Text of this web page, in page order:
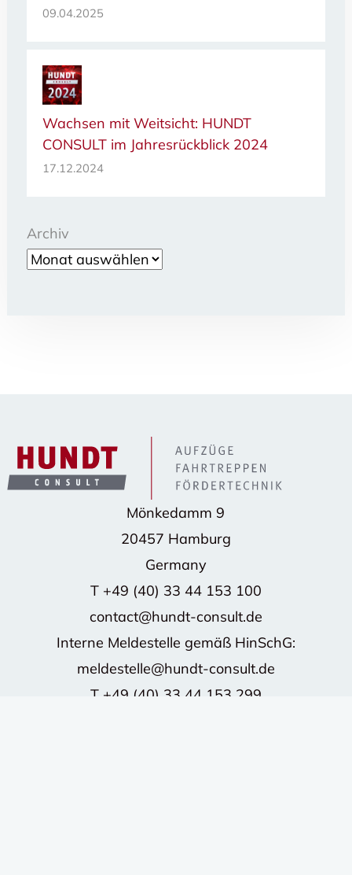
09.04.2025
Wachsen mit Weitsicht: HUNDT
CONSULT im Jahresrückblick 2024
17.12.2024
Archiv
Mönkedamm 9
20457 Hamburg
Germany
T +49 (40) 33 44 153 100
contact@hundt-consult.de
Interne Meldestelle gemäß HinSchG:
meldestelle@hundt-consult.de
T +49 (40) 33 44 153 299